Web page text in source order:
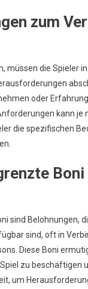
zum
müssen die Spieler
oder
kann je
die spezifischen
Boni
sind Belohnungen,
sind, oft in
Diese Boni
zu beschäftigen
um